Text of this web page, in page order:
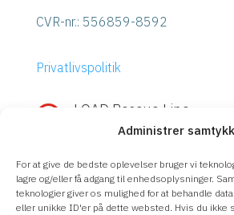
Administrer
For at give de bedste oplevelser bruger vi
lagre og/eller få adgang til enhedsoplysninger.
teknologier giver os mulighed for at behandle
eller unikke ID'er på dette websted. Hvis du ikke
CVR-nr.: 556859-8592
Privatlivspolitik
 LOAD Rescue Line
Hurtig hjælp med IBM
Storage?
RingLOAD Rescue Line–
med vores eksperter,